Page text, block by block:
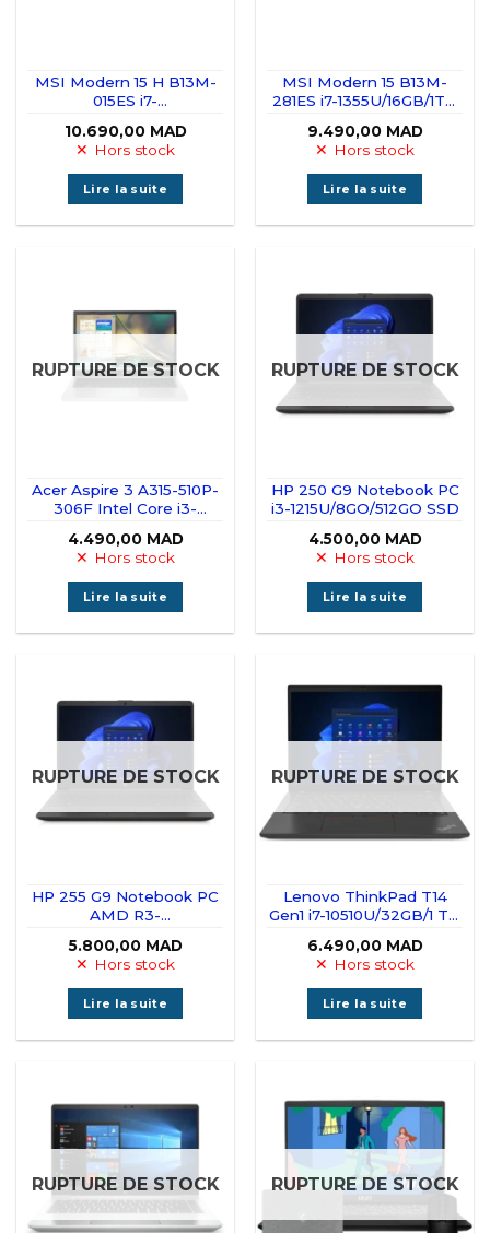
MSI Modern 15 H B13M-
015ES i7-
SSD/15.6″ IPS
10.690,00 MAD
Hors stock
Lire la suite
MSI Modern 15 B13M-
281ES i7-1355U/16GB/1TB
9.490,00 MAD
Hors stock
Lire la suite
RUPTURE DE STOCK
Acer Aspire 3 A315-510P-
306F Intel Core i3-
SSD/15,6″
4.490,00 MAD
Hors stock
Lire la suite
RUPTURE DE STOCK
HP 250 G9 Notebook PC
i3-1215U/8GO/512GO SSD
4.500,00 MAD
Hors stock
Lire la suite
RUPTURE DE STOCK
HP 255 G9 Notebook PC
AMD R3-
5.800,00 MAD
Hors stock
Lire la suite
RUPTURE DE STOCK
Lenovo ThinkPad T14
Gen1 i7-10510U/32GB/1 TB
6.490,00 MAD
Hors stock
Lire la suite
RUPTURE DE STOCK RUPTURE DE STOCK